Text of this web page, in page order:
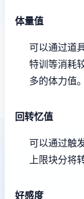
体量值
可以通过道
特训等消耗
多的体力值。
回转忆值
可以通过触
上限块分将
好感度